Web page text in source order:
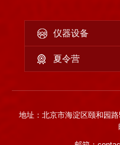
仪器设备
夏令营
地址：北京市海淀区颐和园